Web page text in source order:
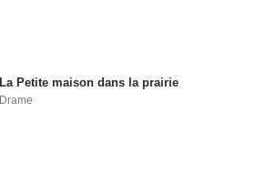
La Petite maison dans la prairie
Drame